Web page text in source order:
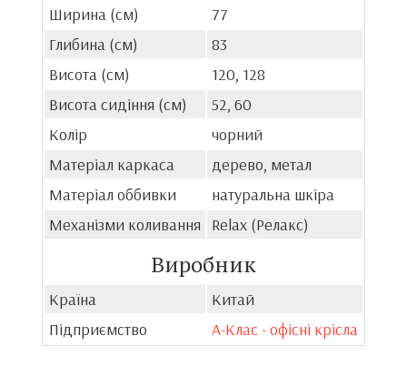
Ширина (см)
77
Глибина (см)
83
Висота (см)
120, 128
Висота сидіння (см)
52, 60
Колір
чорний
Матеріал каркаса
дерево, метал
Матеріал оббивки
натуральна шкіра
Механізми коливання
Relax (Релакс)
Виробник
Країна
Китай
Підприємство
А-Клас - офісні крісла